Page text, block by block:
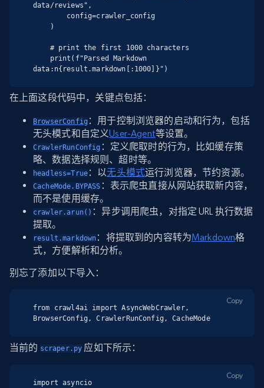
data/reviews",
data:n{result.markdown[:1000]}")
在上面这段代码中，关键点包括：
BrowserConfig ：用于控制浏览器的启动和行为，包括
无头模式和自定义User-Agent等设置。
CrawlerRunConfig ：定义爬取时的行为，比如缓存策
略、数据选择规则、超时等。
headless=True ：以无头模式运行浏览器，节约资源。
CacheMode.BYPASS ：表示爬虫直接从网站获取新内容，
而不是使用缓存。
crawler.arun() ：异步调用爬虫，对指定 URL 执行数据
提取。
result.markdown ：将提取到的内容转为Markdown格
式，方便解析和分析。
别忘了添加以下导入：
from crawl4ai import AsyncWebCrawler,
BrowserConfig, CrawlerRunConfig, CacheMode
Copy
当前的 scraper.py 应如下所示：
import asyncio
Copy